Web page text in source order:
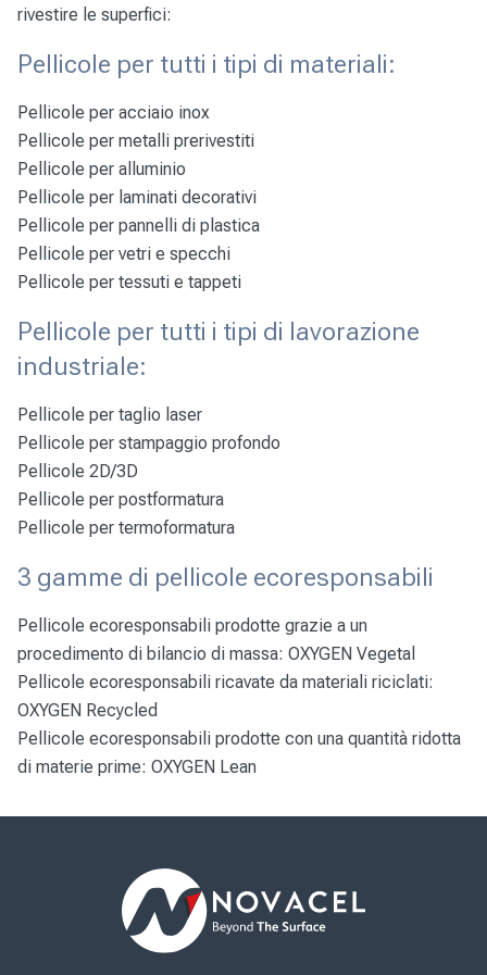
rivestire le superfici:
Pellicole per tutti i tipi di materiali:
Pellicole per acciaio inox
Pellicole per metalli prerivestiti
Pellicole per alluminio
Pellicole per laminati decorativi
Pellicole per pannelli di plastica
Pellicole per vetri e specchi
Pellicole per tessuti e tappeti
Pellicole per tutti i tipi di lavorazione
industriale:
Pellicole per taglio laser
Pellicole per stampaggio profondo
Pellicole 2D/3D
Pellicole per postformatura
Pellicole per termoformatura
3 gamme di pellicole ecoresponsabili
Pellicole ecoresponsabili prodotte grazie a un
procedimento di bilancio di massa: OXYGEN Vegetal
Pellicole ecoresponsabili ricavate da materiali riciclati:
OXYGEN Recycled
Pellicole ecoresponsabili prodotte con una quantità ridotta
di materie prime: OXYGEN Lean